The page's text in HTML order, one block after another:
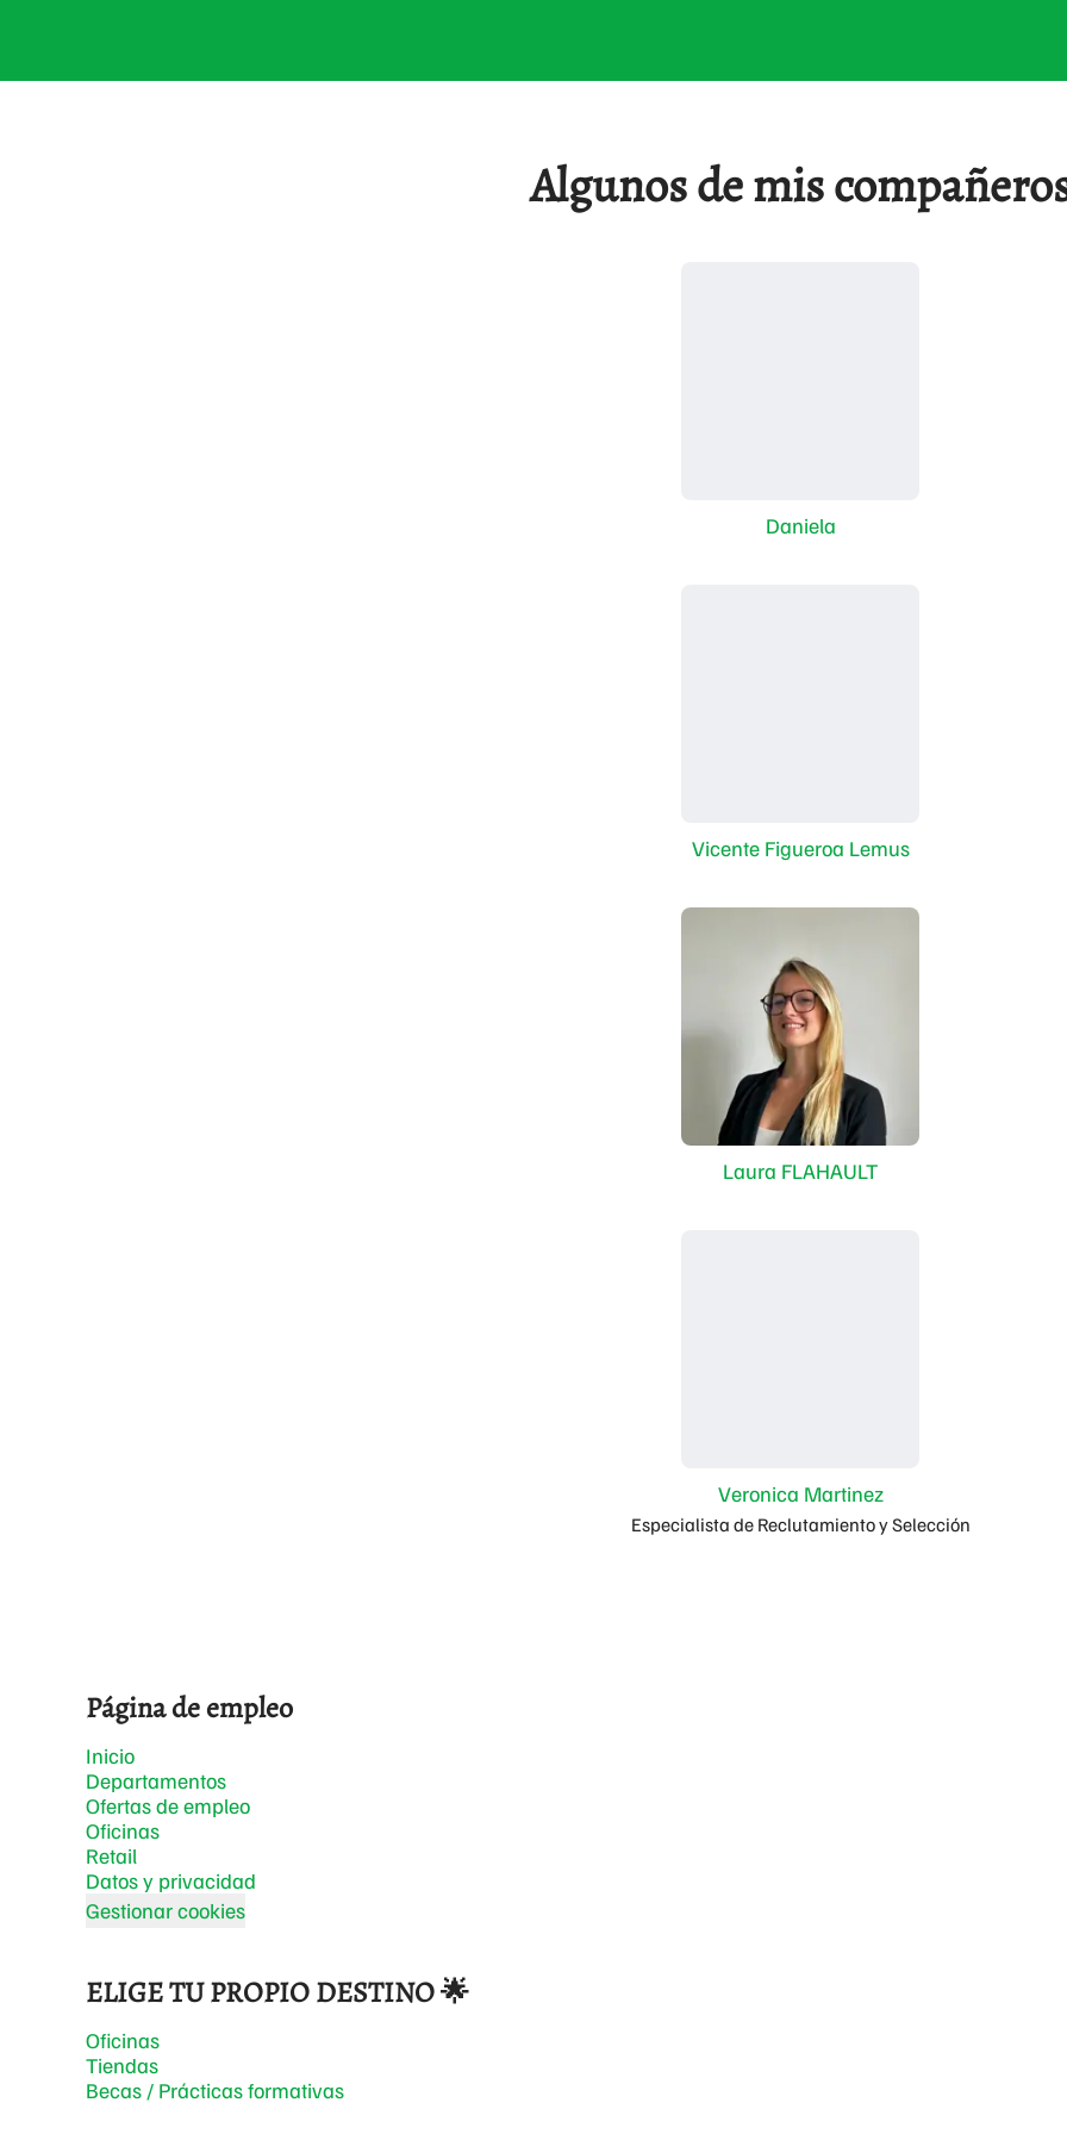
Algunos de mis
Daniela
Vicente Figueroa Lemus
Laura FLAHAULT
Veronica Martinez
Especialista de Reclutamiento y Selección
Página de empleo
Inicio
Departamentos
Ofertas de empleo
Oficinas
Retail
Datos y privacidad
Gestionar cookies
ELIGE TU PROPIO DESTINO 🌟
Oficinas
Tiendas
Becas / Prácticas formativas